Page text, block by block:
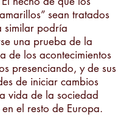
sean tratados
similar podría
una prueba de la
de los acontecimientos
presenciando, y de sus
de iniciar cambios
vida de la sociedad
el resto de Europa.